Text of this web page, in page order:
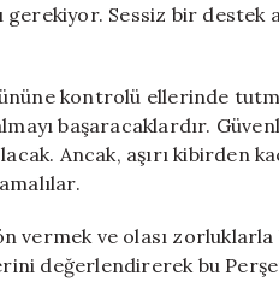
Sessiz bir destek
kontrolü ellerinde
başaracaklardır.
Ancak, aşırı kibirden
vermek ve olası
değerlendirerek bu